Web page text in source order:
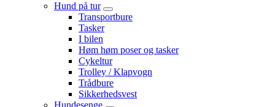
Hund på tur
Transportbure
Tasker
I bilen
Høm høm poser og tasker
Cykeltur
Trolley / Klapvogn
Trådbure
Sikkerhedsvest
Hundesenge